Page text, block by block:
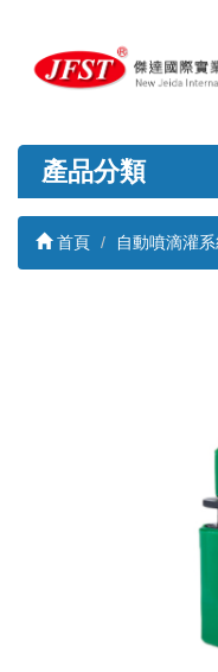
產品分類
首頁 自動噴滴灌